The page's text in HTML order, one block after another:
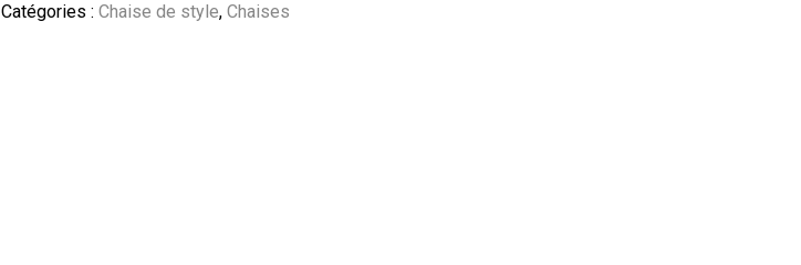
Catégories : Chaise de style, Chaises